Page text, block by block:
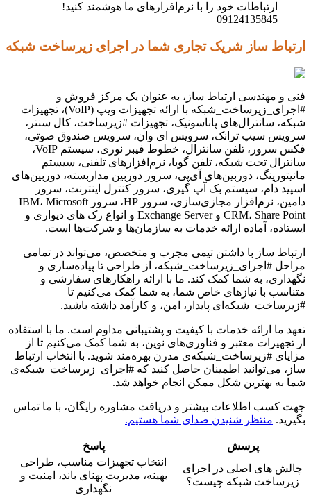
ارتباطات خود را با نرم‌افزارهای ما هوشمند کنید!
09124135845
ارتباط ساز شریک تجاری شما در اجرای زیرساخت شبکه
فنی و مهندسی ارتباط ساز، به عنوان یک مرکز فروش و
#اجرای_زیرساخت_شبکه با ارائه تجهیزات ویپ (VoIP)، تجهیزات
شبکه، سانترال‌های پاناسونیک، تجهیزات #زیرساخت، کال سنتر،
سرویس سیپ ترانک، سرویس ای وان، سرویس صندوق صوتی،
فکس سرور، تلفن سانترال، خطوط فیبر نوری، سیستم VoIP،
سانترال تحت شبکه، تلفن گویا، نرم‌افزارهای تلفنی، سیستم
مانیتورینگ، دوربین‌های آی‌پی، سرور دوربین مداربسته، دوربین‌های
اسپید دام، سیستم بک آپ گیری، سرور کنترل اینترنت، سرور
دامین، نرم‌افزار مجازی‌سازی، سرور HP، سرور IBM، Microsoft
CRM، Share Point و Exchange Server و انواع رک های دیواری و
ایستاده، آماده ارائه خدمات به سازمان‌ها و شرکت‌ها است.
ارتباط ساز با داشتن تیمی مجرب و متخصص، می‌تواند در تمامی
مراحل #اجرای_زیرساخت_شبکه، از طراحی تا پیاده‌سازی و
نگهداری، به شما کمک کند. ما با ارائه راهکارهای سفارشی و
متناسب با نیازهای خاص شما، به شما کمک می‌کنیم تا
#زیرساخت_شبکه‌ای پایدار، امن، و کارآمد داشته باشید.
تعهد ما ارائه خدمات با کیفیت و پشتیبانی مداوم است. ما با استفاده
از تجهیزات معتبر و فناوری‌های نوین، به شما کمک می‌کنیم تا از
مزایای #زیرساخت_شبکه‌ی مدرن بهره‌مند شوید. با انتخاب ارتباط
ساز، می‌توانید اطمینان حاصل کنید که #اجرای_زیرساخت_شبکه‌ی
شما به بهترین شکل ممکن انجام خواهد شد.
جهت کسب اطلاعات بیشتر و دریافت مشاوره رایگان، با ما تماس
بگیرید. منتظر شنیدن صدای شما هستیم.
پرسش
پاسخ
چالش های اصلی در اجرای
زیرساخت شبکه چیست؟
انتخاب تجهیزات مناسب، طراحی
بهینه، مدیریت پهنای باند، امنیت و
نگهداری